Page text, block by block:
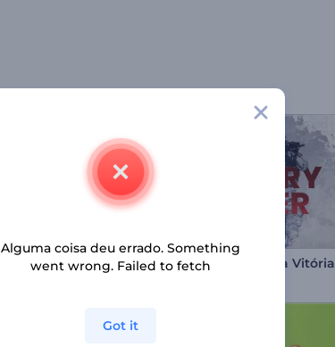
Introdução Floresta na Noite de Natal Abertura Militar / Dia da Vitória
Alguma coisa deu errado. Something
went wrong. Failed to fetch
Got it